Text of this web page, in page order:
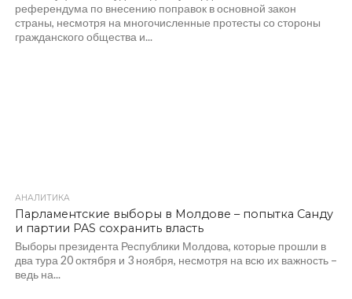
референдума по внесению поправок в основной закон
страны, несмотря на многочисленные протесты со стороны
гражданского общества и...
АНАЛИТИКА
Парламентские выборы в Молдове – попытка Санду
и партии PAS сохранить власть
Выборы президента Республики Молдова, которые прошли в
два тура 20 октября и 3 ноября, несмотря на всю их важность –
ведь на...